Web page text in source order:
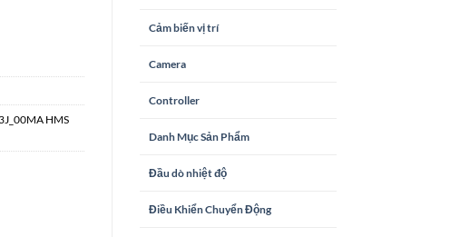
Cảm biến vị trí
Camera
Controller
Danh Mục Sản Phẩm
Đầu dò nhiệt độ
Điều Khiển Chuyển Động
HMS